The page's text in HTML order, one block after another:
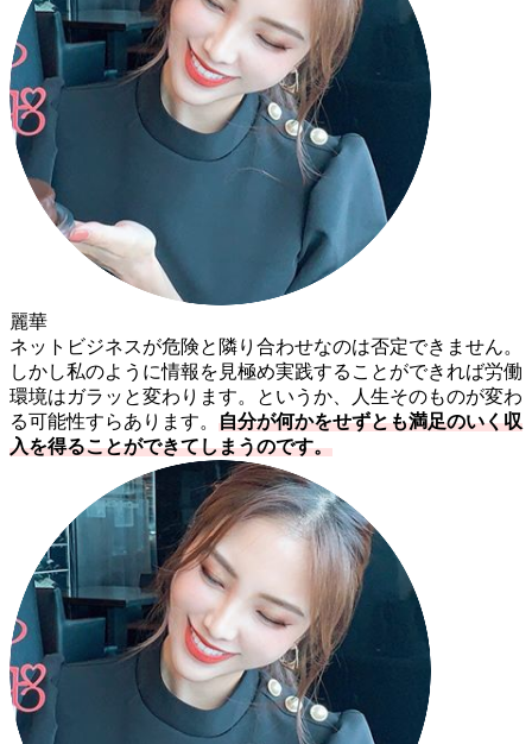
麗華
ネットビジネスが危険と隣り合わせなのは否定できません。
しかし私のように情報を見極め実践することができれば労働
環境はガラッと変わります。というか、人生そのものが変わ
る可能性すらあります。 自分が何かをせずとも満足のいく収
入を得ることができてしまうのです。